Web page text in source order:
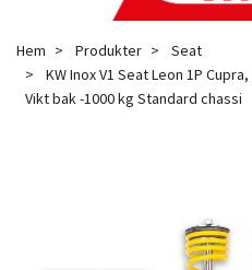
Hem Produkter
Seat
KW Inox V1 Seat Leon 1P
Vikt bak -1000 kg Standard chassi